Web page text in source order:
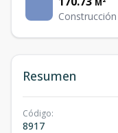
M²
Construcción
Resumen
Código:
8917